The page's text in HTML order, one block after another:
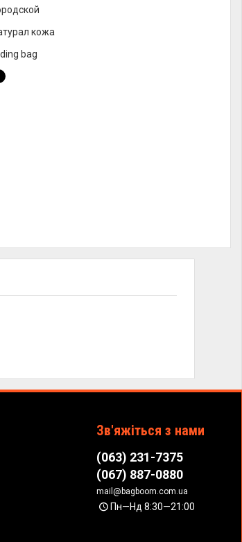
кожа
bag
Зв'яжіться з нами
(063) 231-7375
(067) 887-0880
mail@bagboom.com.ua
Пн—Нд 8:30—21:00